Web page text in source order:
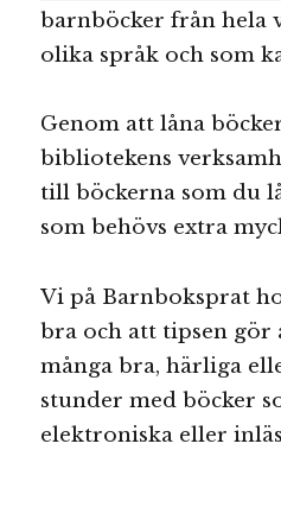
barnböcker från hela
olika språk och som
Genom att låna
bibliotekens
till böckerna som du
som behövs extra
Vi på Barnboksprat
bra och att tipsen gör
många bra, härliga
stunder med böcker
elektroniska eller